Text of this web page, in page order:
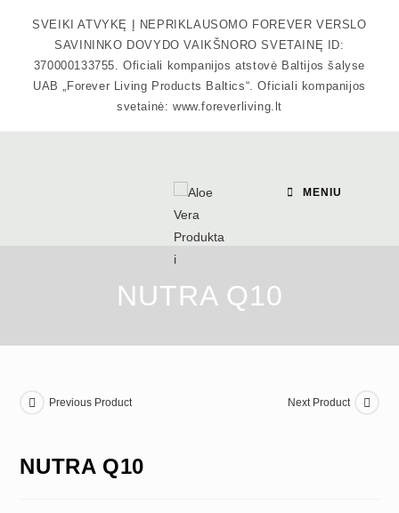
SVEIKI ATVYKĘ Į NEPRIKLAUSOMO FOREVER VERSLO
SAVININKO DOVYDO VAIKŠNORO SVETAINĘ ID:
370000133755. Oficiali kompanijos atstovė Baltijos šalyse
UAB „Forever Living Products Baltics“. Oficiali kompanijos
svetainė: www.foreverliving.lt
MENIU
NUTRA Q10
Previous Product Next Product
NUTRA Q10